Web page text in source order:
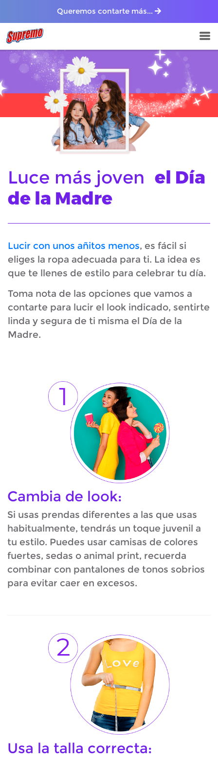
Queremos contarte más...
Luce más joven el Día
de la Madre
Lucir con unos añitos menos, es fácil si
eliges la ropa adecuada para ti. La idea es
que te llenes de estilo para celebrar tu día.
Toma nota de las opciones que vamos a
contarte para lucir el look indicado, sentirte
linda y segura de ti misma el Día de la
Madre.
Cambia de look:
Si usas prendas diferentes a las que usas
habitualmente, tendrás un toque juvenil a
tu estilo. Puedes usar camisas de colores
fuertes, sedas o animal print, recuerda
combinar con pantalones de tonos sobrios
para evitar caer en excesos.
Usa la talla correcta: